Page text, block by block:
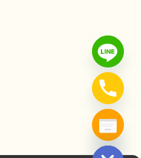
Hide chaty